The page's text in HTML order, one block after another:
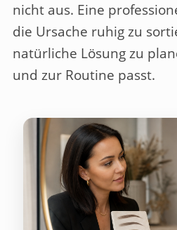
nicht aus. Eine
die Ursache ruhig zu
natürliche Lösung zu
und zur Routine passt.